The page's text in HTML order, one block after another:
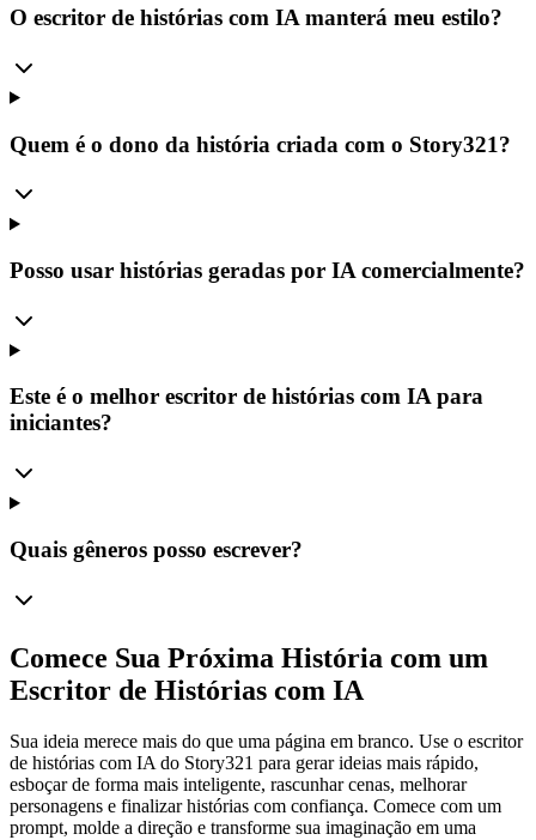
O escritor de histórias com IA manterá meu estilo?
Quem é o dono da história criada com o Story321?
Posso usar histórias geradas por IA comercialmente?
Este é o melhor escritor de histórias com IA para
iniciantes?
Quais gêneros posso escrever?
Comece Sua Próxima História com um
Escritor de Histórias com IA
Sua ideia merece mais do que uma página em branco. Use o escritor
de histórias com IA do Story321 para gerar ideias mais rápido,
esboçar de forma mais inteligente, rascunhar cenas, melhorar
personagens e finalizar histórias com confiança. Comece com um
prompt, molde a direção e transforme sua imaginação em uma